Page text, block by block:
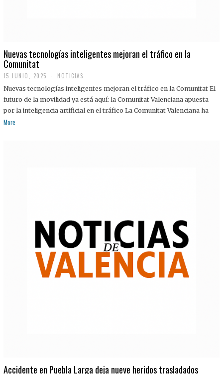
Nuevas tecnologías inteligentes mejoran el tráfico en la
Comunitat
15 JUNIO, 2025 NOTICIAS
Nuevas tecnologías inteligentes mejoran el tráfico en la Comunitat El
futuro de la movilidad ya está aquí: la Comunitat Valenciana apuesta
por la inteligencia artificial en el tráfico La Comunitat Valenciana ha
More
Accidente en Puebla Larga deja nueve heridos trasladados